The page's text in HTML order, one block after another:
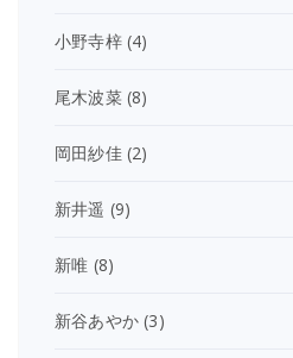
小野寺梓(4)
尾木波菜(8)
岡田紗佳(2)
新井遥 (9)
新唯 (8)
新谷あやか (3)